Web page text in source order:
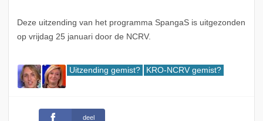
Deze uitzending van het programma SpangaS is uitgezonden
op vrijdag 25 januari door de NCRV.
Uitzending gemist? KRO-NCRV gemist?
deel